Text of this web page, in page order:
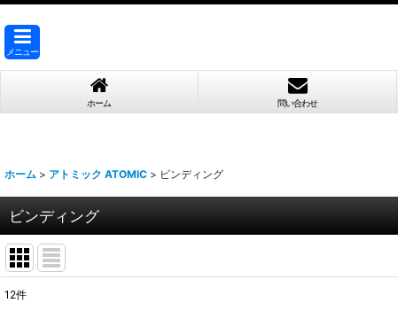
メニュー
ホーム 問い合わせ
ホーム > アトミック ATOMIC > ビンディング
ビンディング
12件